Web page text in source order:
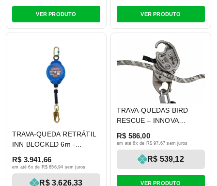
VER PRODUTO VER PRODUTO
TRAVA-QUEDA RETRÁTIL
INN BLOCKED 6m -
R$ 3.941,66
R$ 3.626,33
em até 6x de R$ 656,94 sem juros
TRAVA-QUEDAS BIRD
RESCUE – INNOVA
R$ 586,00
R$ 539,12
em até 6x de R$ 97,67 sem juros
VER PRODUTO